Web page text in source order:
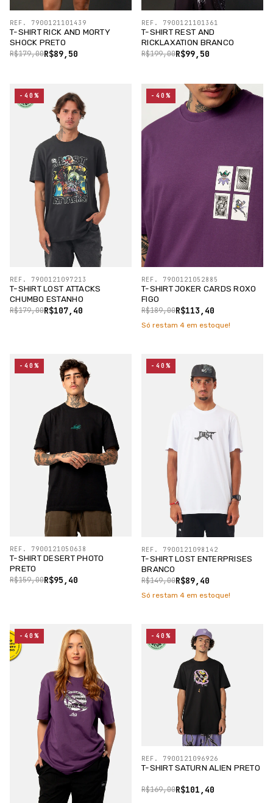
T-SHIRT RICK AND MORTY
SHOCK PRETO
R$89,50
R$179,00
REF. 7900121101439
T-SHIRT REST AND
RICKLAXATION BRANCO
R$99,50
R$199,00
REF. 7900121101361
T-SHIRT LOST ATTACKS
CHUMBO ESTANHO
R$107,40
R$179,00
REF. 7900121097213
-40%
T-SHIRT JOKER CARDS ROXO
FIGO
R$113,40
R$189,00
REF. 7900121052885
-40%
Só restam 4 em estoque!
T-SHIRT DESERT PHOTO
PRETO
R$95,40
R$159,00
REF. 7900121050638
-40%
T-SHIRT LOST ENTERPRISES
BRANCO
R$89,40
R$149,00
REF. 7900121098142
-40%
Só restam 4 em estoque!
-40%
T-SHIRT SATURN ALIEN PRETO
R$101,40
R$169,00
REF. 7900121096926
-40%